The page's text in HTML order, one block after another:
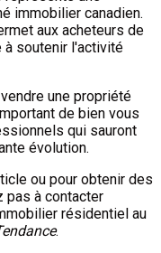
immobilier canadien.
aux acheteurs de
à soutenir l'activité
une propriété
de bien vous
qui sauront
évolution.
ou pour obtenir des
à contacter
résidentiel au
.